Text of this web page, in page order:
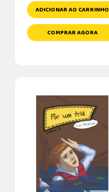
ADICIONAR AO CARRINHO
COMPRAR AGORA